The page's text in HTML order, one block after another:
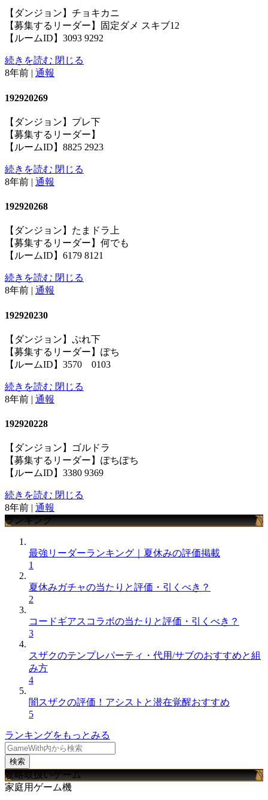
【ダンジョン】チョキカニ
【募集するリーダー】固定ダメ スキブ12
【ルームID】3093 9292
続きを読む 閉じる
8年前 | 通報
192920269
【ダンジョン】プレ下
【募集するリーダー】
【ルームID】8825 2923
続きを読む 閉じる
8年前 | 通報
192920268
【ダンジョン】たまドラ上
【募集するリーダー】何でも
【ルームID】6179 8121
続きを読む 閉じる
8年前 | 通報
192920230
【ダンジョン】ぷれ下
【募集するリーダー】ぽち
【ルームID】3570 0103
続きを読む 閉じる
8年前 | 通報
192920228
【ダンジョン】ゴルドラ
【募集するリーダー】ぽちぽち
【ルームID】3380 9369
続きを読む 閉じる
8年前 | 通報
ランキング
最強リーダーランキング｜夏休みの評価掲載
1
夏休みガチャの当たりと評価・引くべき？
2
コードギアスコラボの当たりと評価・引くべき？
3
スザクのテンプレパーティ・代用/サブのおすすめと組
み方
4
闇スザクの評価！アシストと潜在覚醒おすすめ
5
ランキングをもっとみる
検索
攻略取扱いゲーム
家庭用ゲーム機